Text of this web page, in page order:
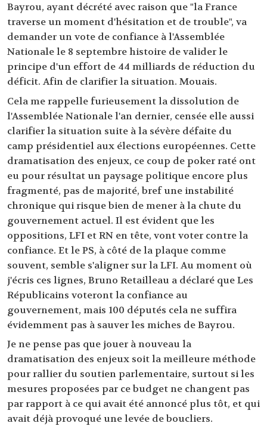
Bayrou, ayant décrété avec raison que "la France
traverse un moment d'hésitation et de trouble", va
demander un vote de confiance à l'Assemblée
Nationale le 8 septembre histoire de valider le
principe d'un effort de 44 milliards de réduction du
déficit. Afin de clarifier la situation. Mouais.
Cela me rappelle furieusement la dissolution de
l'Assemblée Nationale l'an dernier, censée elle aussi
clarifier la situation suite à la sévère défaite du
camp présidentiel aux élections européennes. Cette
dramatisation des enjeux, ce coup de poker raté ont
eu pour résultat un paysage politique encore plus
fragmenté, pas de majorité, bref une instabilité
chronique qui risque bien de mener à la chute du
gouvernement actuel. Il est évident que les
oppositions, LFI et RN en tête, vont voter contre la
confiance. Et le PS, à côté de la plaque comme
souvent, semble s'aligner sur la LFI. Au moment où
j'écris ces lignes, Bruno Retailleau a déclaré que Les
Républicains voteront la confiance au
gouvernement, mais 100 députés cela ne suffira
évidemment pas à sauver les miches de Bayrou.
Je ne pense pas que jouer à nouveau la
dramatisation des enjeux soit la meilleure méthode
pour rallier du soutien parlementaire, surtout si les
mesures proposées par ce budget ne changent pas
par rapport à ce qui avait été annoncé plus tôt, et qui
avait déjà provoqué une levée de boucliers.